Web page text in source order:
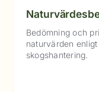
Bedömning och
naturvärden
skogshantering.